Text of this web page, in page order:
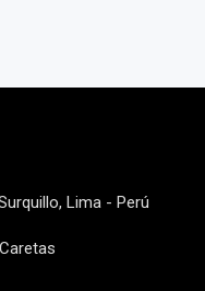
Lima - Perú